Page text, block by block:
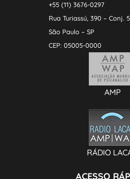
+55 (11) 3676-0297
Rua Turiassú, 390 – Conj.
São Paulo – SP
CEP: 05005-0000
AMP
RÁDIO
ACESSO